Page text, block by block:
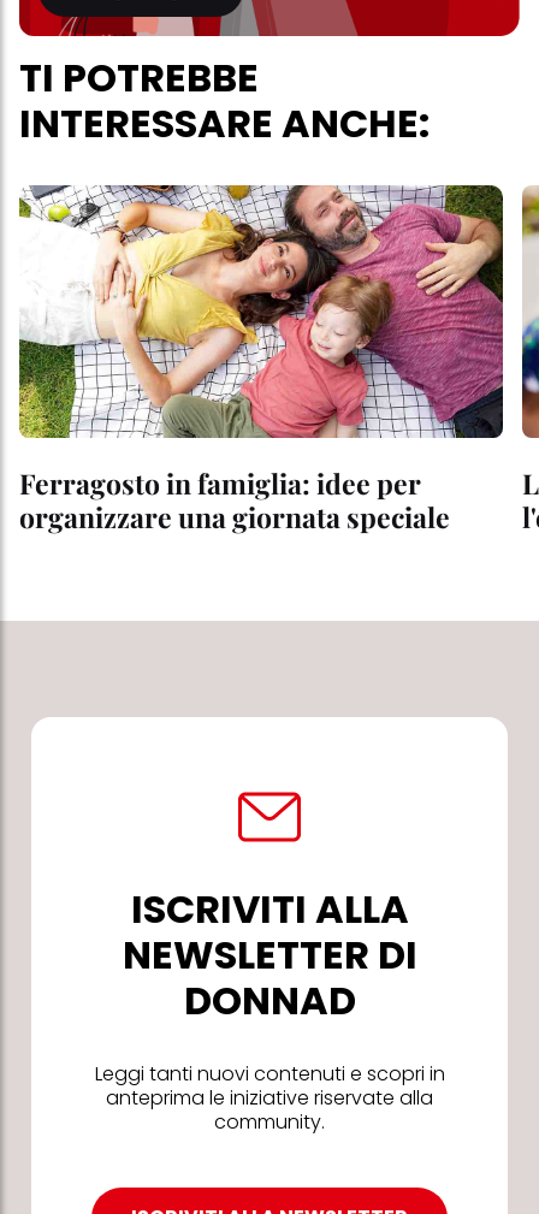
TI POTREBBE
INTERESSARE ANCHE:
Ferragosto in famiglia: idee per
organizzare una giornata speciale
ISCRIVITI ALLA
NEWSLETTER DI
DONNAD
Leggi tanti nuovi contenuti e scopri in
anteprima le iniziative riservate alla
community.